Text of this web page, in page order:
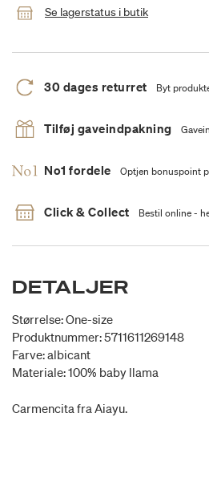
Se lagerstatus i butik
30 dages returret Byt
Tilføj gaveindpakning
No1 fordele Optjen bonuspoint
Click & Collect Bestil online -
DETALJER
Størrelse: One-size
Produktnummer: 5711611269148
Farve: albicant
Materiale: 100% baby llama
Carmencita fra Aiayu.